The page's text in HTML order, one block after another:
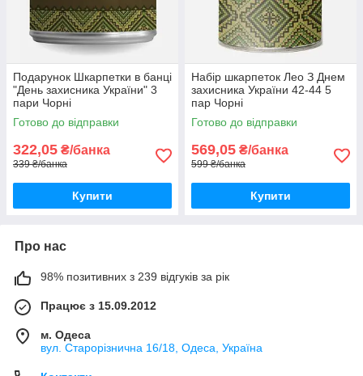
Подарунок Шкарпетки в банці
"День захисника України" 3
пари Чорні
Готово до відправки
322,05 ₴/банка
339 ₴/банка
Купити
Набір шкарпеток Лео З Днем
захисника України 42-44 5
пар Чорні
Готово до відправки
569,05 ₴/банка
599 ₴/банка
Купити
Про нас
98% позитивних з 239 відгуків за рік
Працює з 15.09.2012
м. Одеса
вул. Старорізнична 16/18, Одеса, Україна